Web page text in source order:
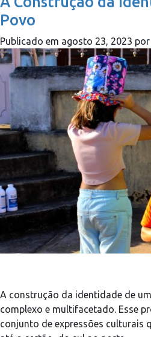
Povo
Publicado em agosto 23, 2023 por
A construção da identidade de
complexo e multifacetado. Esse
conjunto de expressões culturais